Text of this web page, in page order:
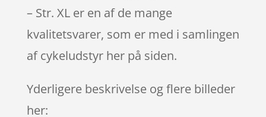
– Str. XL er en af de mange
kvalitetsvarer, som er med i samlingen
af cykeludstyr her på siden.
Yderligere beskrivelse og flere billeder
her: